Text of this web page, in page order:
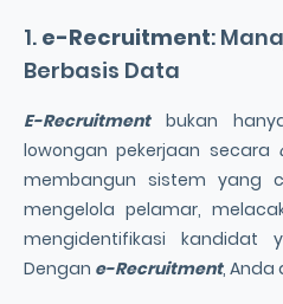
1. e-Recruitment:
Berbasis Data
E-Recruitmentbukan
lowongan pekerjaan secara
membangun sistem yang
mengelola pelamar,
mengidentifikasi kandidat
Dengan e-Recruitment, Anda